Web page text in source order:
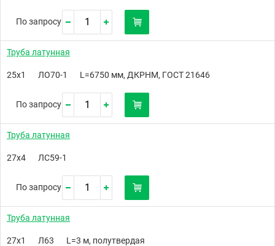
По запросу
Труба латунная
25х1 ЛО70-1 L=6750 мм, ДКРНМ, ГОСТ 21646
По запросу
Труба латунная
27х4 ЛС59-1
По запросу
Труба латунная
27х1 Л63 L=3 м, полутвердая